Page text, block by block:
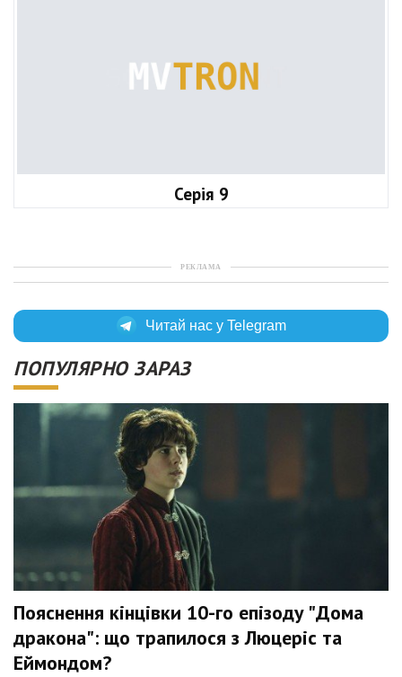
Серія 9
РЕКЛАМА
Читай нас у Telegram
ПОПУЛЯРНО ЗАРАЗ
Пояснення кінцівки 10-го епізоду "Дома
дракона": що трапилося з Люцеріс та
Еймондом?